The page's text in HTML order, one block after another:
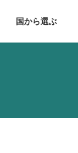
国から選ぶ